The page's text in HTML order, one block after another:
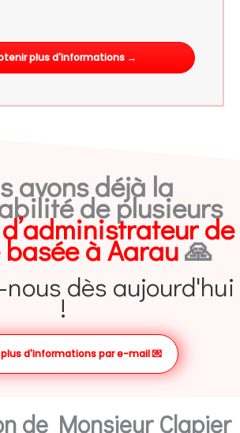
plus d'informations →
avons déjà la
de plusieurs
de
à Aarau🙏
nous dès aujourd'hui
!
d'informations par e-mail💌
de Monsieur Clapier